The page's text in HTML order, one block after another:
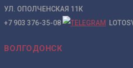
УЛ. ОПОЛЧЕНСКАЯ 11К
+7 903 376-35-08
ВОЛГОДОНСК